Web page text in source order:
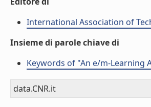
International Association of
Insieme di parole chiave di
Keywords of "An e/m-Learning
data.CNR.it